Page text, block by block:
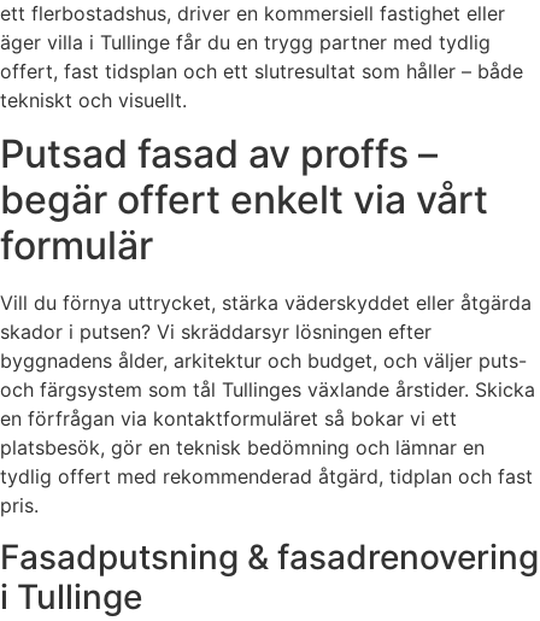
ett flerbostadshus, driver en kommersiell fastighet eller
äger villa i Tullinge får du en trygg partner med tydlig
offert, fast tidsplan och ett slutresultat som håller – både
tekniskt och visuellt.
Putsad fasad av proffs –
begär offert enkelt via vårt
formulär
Vill du förnya uttrycket, stärka väderskyddet eller åtgärda
skador i putsen? Vi skräddarsyr lösningen efter
byggnadens ålder, arkitektur och budget, och väljer puts-
och färgsystem som tål Tullinges växlande årstider. Skicka
en förfrågan via kontaktformuläret så bokar vi ett
platsbesök, gör en teknisk bedömning och lämnar en
tydlig offert med rekommenderad åtgärd, tidplan och fast
pris.
Fasadputsning & fasadrenovering
i Tullinge